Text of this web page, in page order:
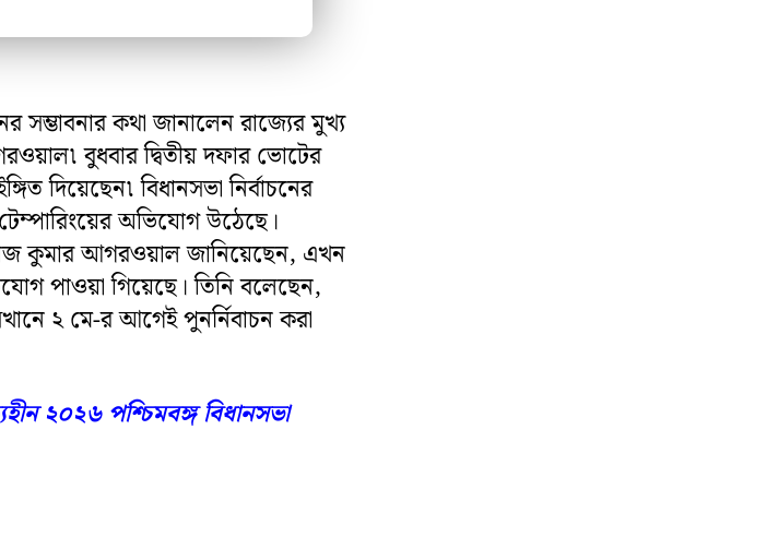
সম্ভাবনার কথা জানালেন রাজ্যের মুখ্য
বুধবার দ্বিতীয় দফার ভোটের
দিয়েছেন৷ বিধানসভা নির্বাচনের
অভিযোগ উঠেছে।
কুমার আগরওয়াল জানিয়েছেন, এখন
পাওয়া গিয়েছে। তিনি বলেছেন,
২ মে-র আগেই পুনর্নিবাচন করা
২০২৬ পশ্চিমবঙ্গ বিধানসভা